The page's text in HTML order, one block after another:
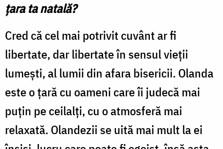
țara ta natală?
Cred că cel mai potrivit cuvânt ar fi
libertate, dar libertate în sensul vieții
lumești, al lumii din afara bisericii. Olanda
este o țară cu oameni care îi judecă mai
puțin pe ceilalți, cu o atmosferă mai
relaxată. Olandezii se uită mai mult la ei